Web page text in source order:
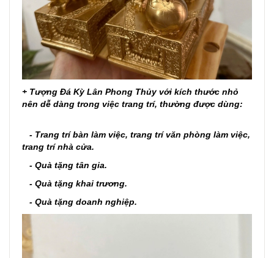
+ Tượng Đá Kỳ Lân Phong Thủy với kích thước nhỏ
nên dễ dàng trong việc trang trí, thường được dùng:
- Trang trí bàn làm việc, trang trí văn phòng làm việc,
trang trí nhà cửa.
- Quà tặng tân gia.
- Quà tặng khai trương.
- Quà tặng doanh nghiệp.